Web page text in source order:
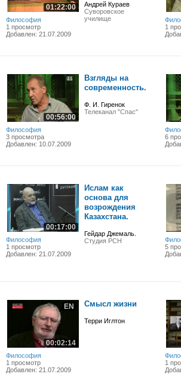
01:22:00
Философия
1 просмотр
Добавлен: 21.07.2009
Андрей Кураев
Суворовское
училище
1
00:56:00
Философия
3 просмотра
Добавлен: 10.07.2009
Взгляды на
современность.
Ф. И. Гиренок
Телеканал "Спас"
6
00:17:00
Философия
1 просмотр
Добавлен: 21.07.2009
Ислам как
основа для
возрождения
Казахстана.
Гейдар Джемаль.
Студия РСН
5
EN
00:02:14
Философия
1 просмотр
Добавлен: 21.07.2009
Смысл жизни
Терри Иглтон
1